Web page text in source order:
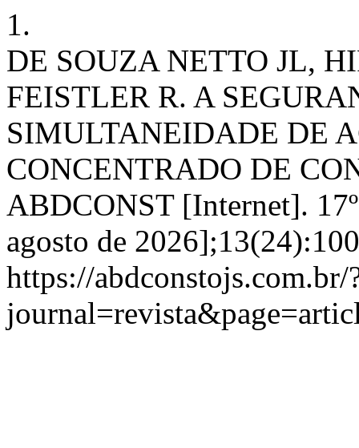
1.
DE SOUZA NETTO JL,
FEISTLER R. A
SIMULTANEIDADE DE
CONCENTRADO DE
ABDCONST [Internet].
agosto de
https://abdconstojs.com.br/